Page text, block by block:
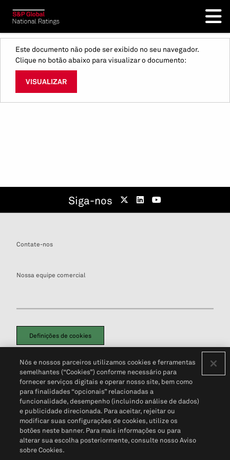
Este documento não pode ser exibido no seu navegador.
Clique no botão abaixo para visualizar o documento:
VISUALIZAR
Siga-nos
Contate-nos
Nossa equipe comercial
Definições de cookies
Política de PrivacidadePortal de privacidade do cliente (em inglês)
Não Venda Minhas Informações Pessoais© 2026 S&P Global
Nós e nossos parceiros utilizamos cookies e ferramentas
semelhantes (“Cookies”) conforme necessário para
fornecer serviços digitais e operar nosso site, bem como
para finalidades “opcionais” relacionadas a
funcionalidade, desempenho (incluindo análise de dados)
e publicidade direcionada. Para aceitar, rejeitar ou
modificar suas configurações de cookies, utilize os
botões neste banner. Para mais informações ou para
alterar sua escolha posteriormente, consulte nosso Aviso
sobre Cookies.